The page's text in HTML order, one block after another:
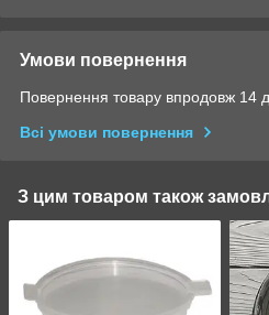
Умови повернення
Повернення товару впродовж 14
Всі умови повернення
З цим товаром також